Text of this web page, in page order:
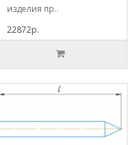
изделия пр..
22872р.